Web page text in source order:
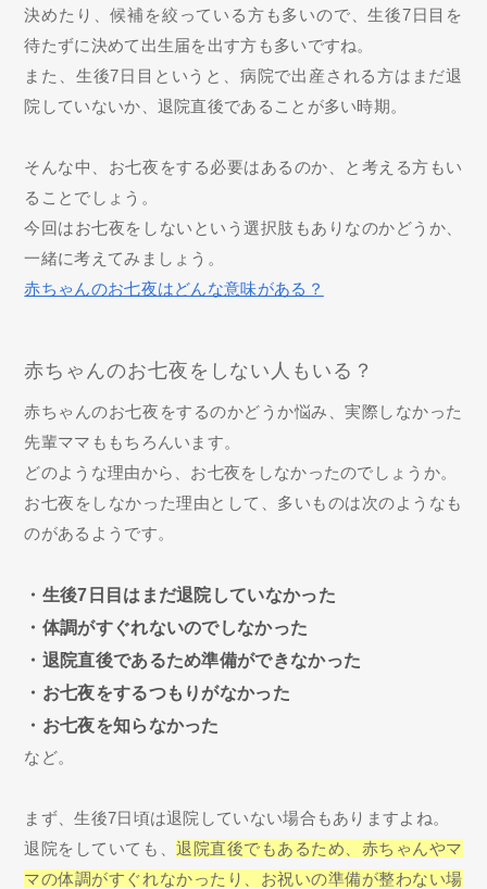
決めたり、候補を絞っている方も多いので、生後7日目を
待たずに決めて出生届を出す方も多いですね。
また、生後7日目というと、病院で出産される方はまだ退
院していないか、退院直後であることが多い時期。
そんな中、お七夜をする必要はあるのか、と考える方もい
ることでしょう。
今回はお七夜をしないという選択肢もありなのかどうか、
一緒に考えてみましょう。
赤ちゃんのお七夜はどんな意味がある？
赤ちゃんのお七夜をしない人もいる？
赤ちゃんのお七夜をするのかどうか悩み、実際しなかった
先輩ママももちろんいます。
どのような理由から、お七夜をしなかったのでしょうか。
お七夜をしなかった理由として、多いものは次のようなも
のがあるようです。
・生後7日目はまだ退院していなかった
・体調がすぐれないのでしなかった
・退院直後であるため準備ができなかった
・お七夜をするつもりがなかった
・お七夜を知らなかった
など。
まず、生後7日頃は退院していない場合もありますよね。
退院をしていても、退院直後でもあるため、赤ちゃんやマ
マの体調がすぐれなかったり、お祝いの準備が整わない場